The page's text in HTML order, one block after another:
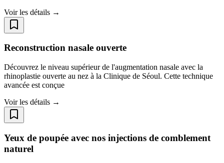
Voir les détails →
Reconstruction nasale ouverte
Découvrez le niveau supérieur de l'augmentation nasale avec la
rhinoplastie ouverte au nez à la Clinique de Séoul. Cette technique
avancée est conçue
Voir les détails →
Yeux de poupée avec nos injections de comblement
naturel